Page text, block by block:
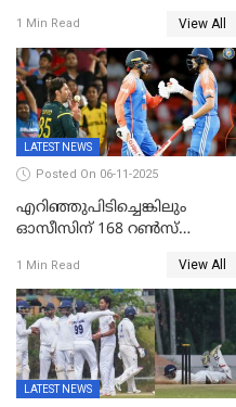
കണ്ടുകെട്ടി
1 Min Read View All
LATEST NEWS
Posted On 06-11-2025
എറിഞ്ഞുപിടിച്ചെങ്കിലും
ഓസീസിന് 168 റൺസ്
1 Min Read View All
LATEST NEWS